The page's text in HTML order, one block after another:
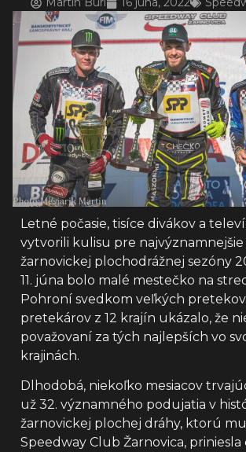
Letné počasie, tisíce divákov a
vytvorili kulisu pre
žarnovickej plochodrážnej sezóny
11. júna bolo malé mestečko na
Pohroní svedkom veľkých pretekov.
pretekárov z 12 krajín ukázalo, že
považovaní za tých najlepších vo
krajinách.
Dlhodobá, niekoľko mesiacov
už 32. významného podujatia v
žarnovickej plochej dráhy, ktorú
Speedway Club Žarnovica, priniesla